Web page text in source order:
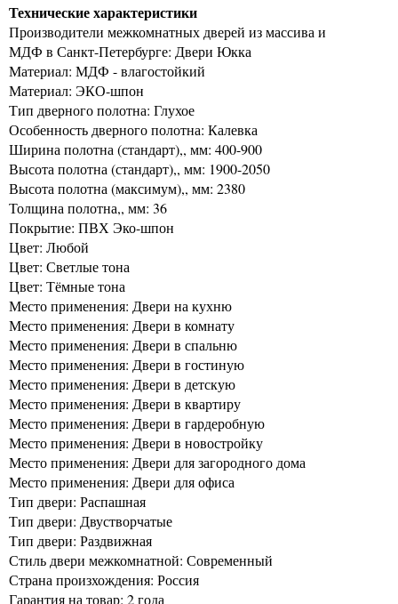
Технические характеристики
Производители межкомнатных дверей из массива и
МДФ в Санкт-Петербурге: Двери Юкка
Материал: МДФ - влагостойкий
Материал: ЭКО-шпон
Тип дверного полотна: Глухое
Особенность дверного полотна: Калевка
Ширина полотна (стандарт),, мм: 400-900
Высота полотна (стандарт),, мм: 1900-2050
Высота полотна (максимум),, мм: 2380
Толщина полотна,, мм: 36
Покрытие: ПВХ Эко-шпон
Цвет: Любой
Цвет: Светлые тона
Цвет: Тёмные тона
Место применения: Двери на кухню
Место применения: Двери в комнату
Место применения: Двери в спальню
Место применения: Двери в гостиную
Место применения: Двери в детскую
Место применения: Двери в квартиру
Место применения: Двери в гардеробную
Место применения: Двери в новостройку
Место применения: Двери для загородного дома
Место применения: Двери для офиса
Тип двери: Распашная
Тип двери: Двустворчатые
Тип двери: Раздвижная
Стиль двери межкомнатной: Современный
Страна произхождения: Россия
Гарантия на товар: 2 года